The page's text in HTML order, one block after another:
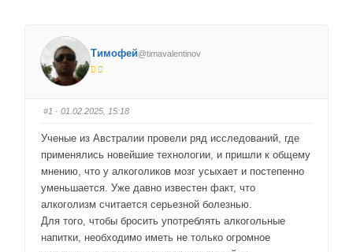
Тимофей@timavalentinov
#1 · 01.02.2025, 15:18
Ученые из Австралии провели ряд исследований, где
применялись новейшие технологии, и пришли к общему
мнению, что у алкоголиков мозг усыхает и постепенно
уменьшается. Уже давно известен факт, что
алкоголизм считается серьезной болезнью.
Для того, чтобы бросить употреблять алкогольные
напитки, необходимо иметь не только огромное